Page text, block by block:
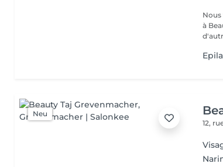
à Beaufort !* Marquer une
Neu
12,